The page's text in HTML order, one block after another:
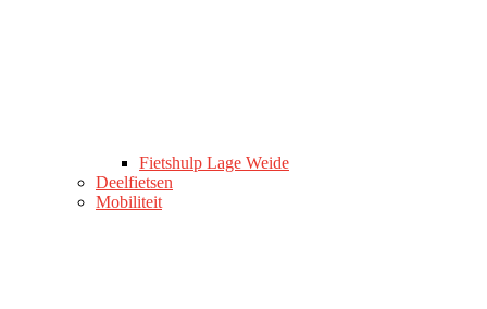
Fietshulp Lage Weide
Deelfietsen
Mobiliteit